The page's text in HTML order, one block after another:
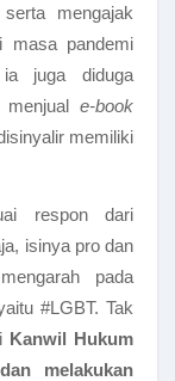
mengajak
masa pandemi
juga diduga
e-book
memiliki
respon dari
isinya pro dan
pada
#LGBT. Tak
Kanwil Hukum
melakukan